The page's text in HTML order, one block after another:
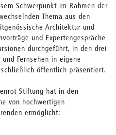
Schwerpunkt im Rahmen der
Thema aus den
Architektur und
und Expertengespräche
durchgeführt, in den drei
Fernsehen in eigene
öffentlich präsentiert.
Stiftung hat in den
von hochwertigen
ermöglicht: